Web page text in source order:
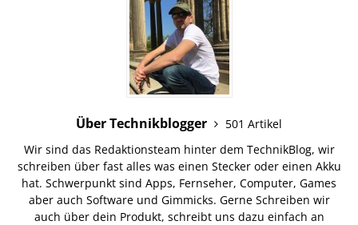
Über Technikblogger
501 Artikel
Wir sind das Redaktionsteam hinter dem TechnikBlog, wir
schreiben über fast alles was einen Stecker oder einen Akku
hat. Schwerpunkt sind Apps, Fernseher, Computer, Games
aber auch Software und Gimmicks. Gerne Schreiben wir
auch über dein Produkt, schreibt uns dazu einfach an